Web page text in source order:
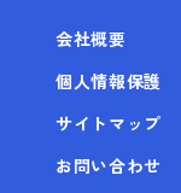
会社概要
個人情報保護
サイトマップ
お問い合わせ